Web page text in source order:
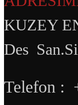
KUZEY
Des
Telefon :